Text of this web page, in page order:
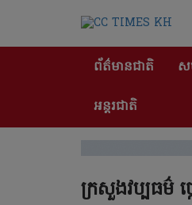
ព័ត៌មានជាតិ ស
អន្តរជាតិ
ក្រសួងវប្បធម៌